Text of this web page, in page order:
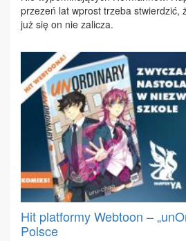
prze­zeń lat wprost trze­ba stwier­dzić,
już się on nie za­li­cza.
Hit platformy Webtoon –
Polsce